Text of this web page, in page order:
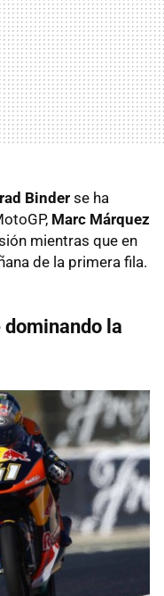
Binderse ha
Marc Márquez
mientras que en
de la primera fila.
la